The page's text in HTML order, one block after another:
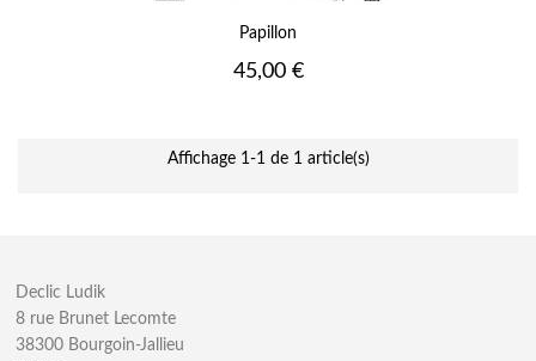
Papillon
Prix
45,00 €
Affichage 1-1 de 1 article(s)
Declic Ludik
8 rue Brunet Lecomte
38300 Bourgoin-Jallieu